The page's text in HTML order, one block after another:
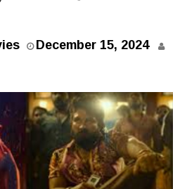
December 15, 2024D
e
m
b
e
r
1